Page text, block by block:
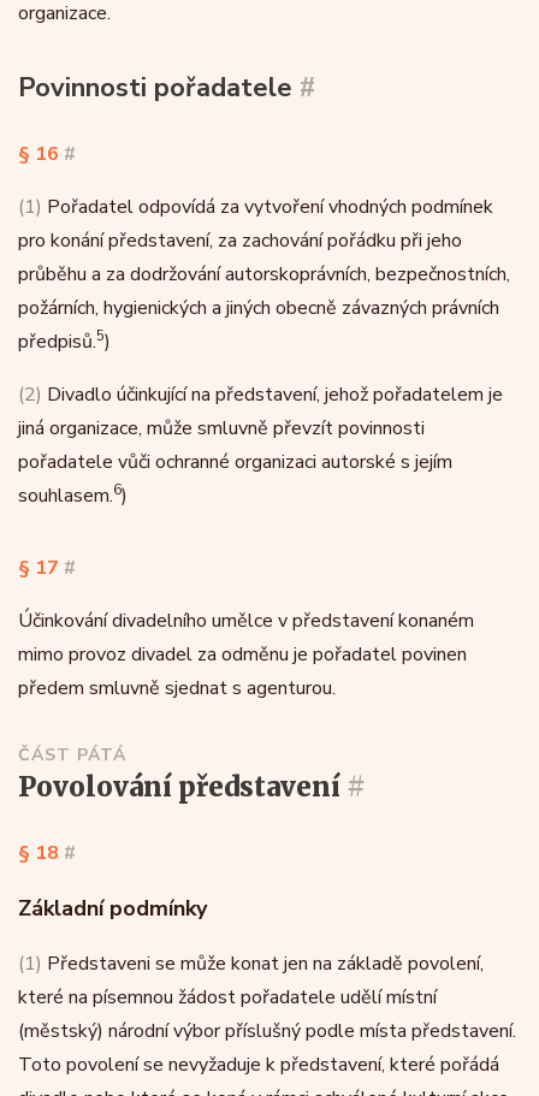
organizace.
Povinnosti pořadatele #
§ 16 #
(1) Pořadatel odpovídá za vytvoření vhodných podmínek
pro konání představení, za zachování pořádku při jeho
průběhu a za dodržování autorskoprávních, bezpečnostních,
požárních, hygienických a jiných obecně závazných právních
předpisů.5)
(2) Divadlo účinkující na představení, jehož pořadatelem je
jiná organizace, může smluvně převzít povinnosti
pořadatele vůči ochranné organizaci autorské s jejím
souhlasem.6)
§ 17 #
Účinkování divadelního umělce v představení konaném
mimo provoz divadel za odměnu je pořadatel povinen
předem smluvně sjednat s agenturou.
ČÁST PÁTÁ
povolování představení #
§ 18 #
Základní podmínky
(1) Představeni se může konat jen na základě povolení,
které na písemnou žádost pořadatele udělí místní
(městský) národní výbor příslušný podle místa představení.
Toto povolení se nevyžaduje k představení, které pořádá